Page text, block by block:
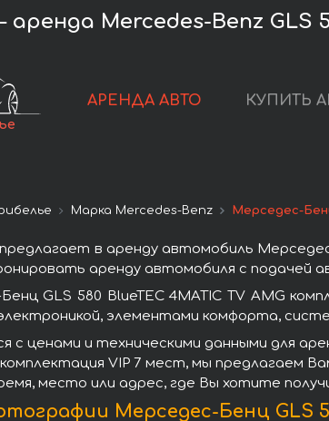
Mercedes-Benz GLS
АРЕНДА АВТО КУПИТЬ
Марка Mercedes-Benz Мерседес-
в аренду автомобиль
аренду автомобиля с подачей
GLS 580 BlueTEC 4MATIC TV AMG
элементами комфорта,
с ценами и техническими данными для
комплектация VIP 7 мест, мы предлагаем
место или адрес, где Вы хотите
Мерседес-Бенц GLS